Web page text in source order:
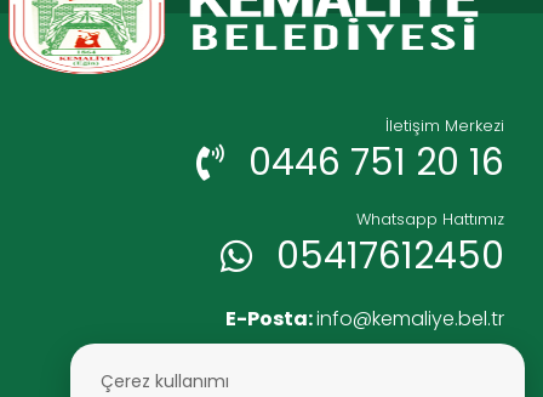
İletişim Merkezi
0446 751 20 16
Whatsapp Hattımız
05417612450
E-Posta:info@kemaliye.bel.tr
0446 751 25 52
Çerez kullanımı